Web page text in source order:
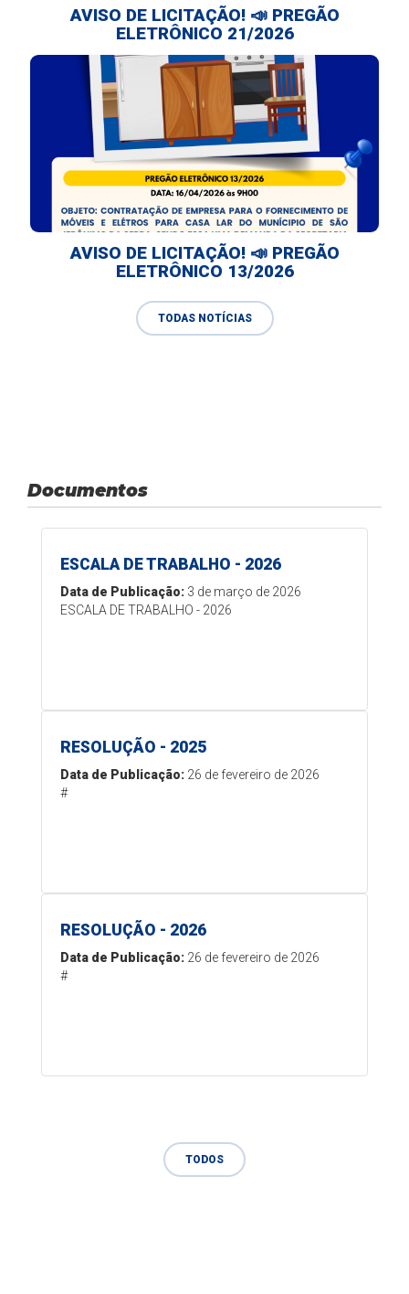
AVISO DE LICITAÇÃO! 📣 PREGÃO
ELETRÔNICO 21/2026
AVISO DE LICITAÇÃO! 📣 PREGÃO
ELETRÔNICO 13/2026
TODAS NOTÍCIAS
Documentos
ESCALA DE TRABALHO - 2026
Data de Publicação: 3 de março de 2026
ESCALA DE TRABALHO - 2026
RESOLUÇÃO - 2025
Data de Publicação: 26 de fevereiro de 2026
#
RESOLUÇÃO - 2026
Data de Publicação: 26 de fevereiro de 2026
#
TODOS